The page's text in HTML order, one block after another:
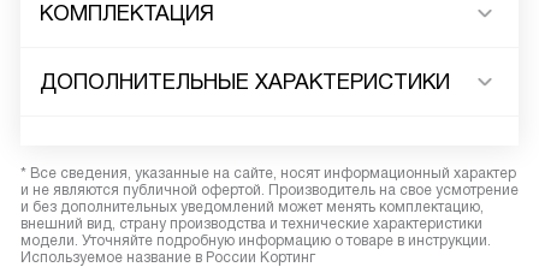
КОМПЛЕКТАЦИЯ
ДОПОЛНИТЕЛЬНЫЕ ХАРАКТЕРИСТИКИ
* Все сведения, указанные на сайте, носят информационный характер
и не являются публичной офертой. Производитель на свое усмотрение
и без дополнительных уведомлений может менять комплектацию,
внешний вид, страну производства и технические характеристики
модели. Уточняйте подробную информацию о товаре в инструкции.
Используемое название в России Кортинг